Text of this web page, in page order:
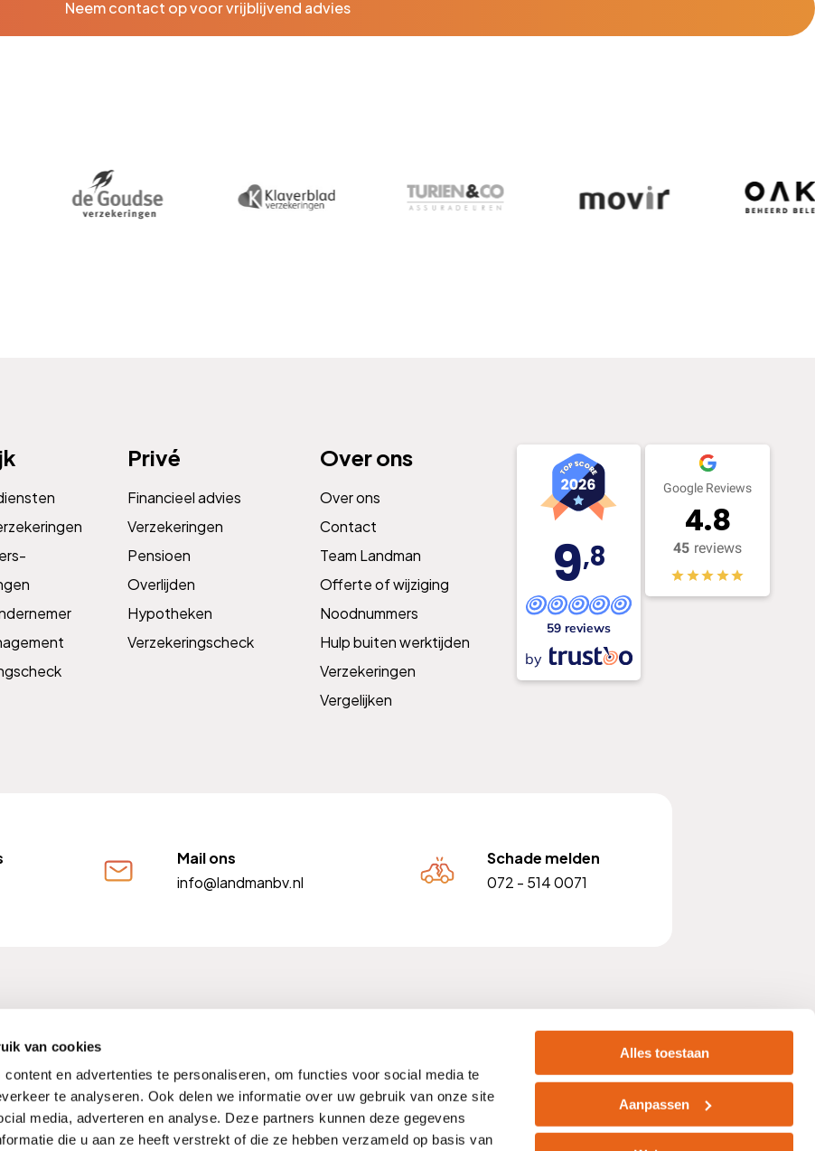
van cookies
en advertenties te personaliseren, om functies voor social media te
te analyseren. Ook delen we informatie over uw gebruik van onze site
media, adverteren en analyse. Deze partners kunnen deze gegevens
die u aan ze heeft verstrekt of die ze hebben verzameld op basis van
Alles toestaan
Aanpassen
Neem contact op voor vrijblijvend advies
Privé
Financieel advies
Verzekeringen
Pensioen
Overlijden
Hypotheken
Verzekeringscheck
Over ons
Over ons
Contact
Team Landman
Offerte of wijziging
Noodnummers
Hulp buiten werktijden
Verzekeringen
Vergelijken
9,8
59 reviews
by
Google Reviews
4.8
45 reviews
Mail ons
info@landmanbv.nl
Schade melden
072 - 514 0071
BTW nummer: NL810903842B01
Kwaliteitswaarborgen Noodnummers Compliment of klacht Zelf afsluiten
Hulp buiten werktijden
Verzekeringen Vergelijken